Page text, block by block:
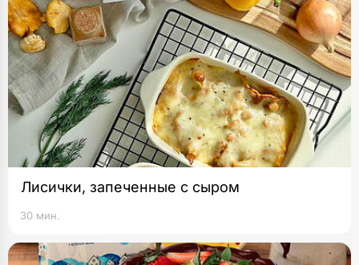
Лисички, запеченные с сыром
30 мин.